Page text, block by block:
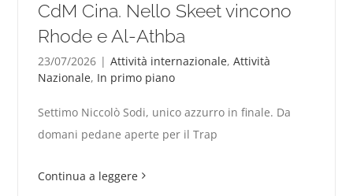
CdM Cina. Nello Skeet vincono Rhode e Al-Athba
CdM Cina. Nello Skeet vincono
Rhode e Al-Athba
23/07/2026 | Attività internazionale,Attività
Nazionale, In primo piano
Settimo Niccolò Sodi, unico azzurro in finale. Da
domani pedane aperte per il Trap
Continua a leggere